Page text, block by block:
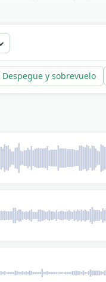
en segundos.
Bajar el
Despegue y sobrevuelo